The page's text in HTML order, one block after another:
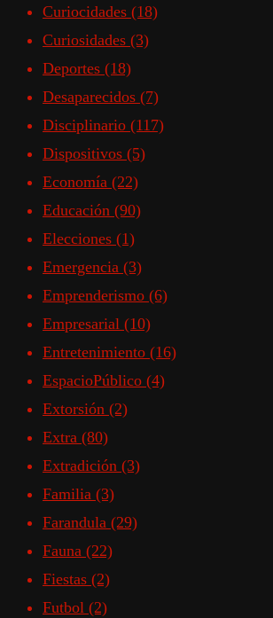
Curiocidades (18)
Curiosidades (3)
Deportes (18)
Desaparecidos (7)
Disciplinario (117)
Dispositivos (5)
Economía (22)
Educación (90)
Elecciones (1)
Emergencia (3)
Emprenderismo (6)
Empresarial (10)
Entretenimiento (16)
EspacioPúblico (4)
Extorsión (2)
Extra (80)
Extradición (3)
Familia (3)
Farandula (29)
Fauna (22)
Fiestas (2)
Futbol (2)